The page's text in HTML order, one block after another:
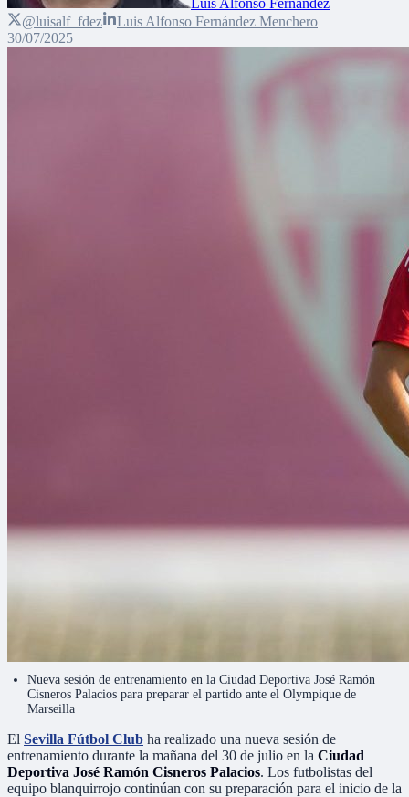
@luisalf_fdez
Luis Alfonso Fernández Menchero
30/07/2025
Nueva sesión de entrenamiento en la Ciudad Deportiva José Ramón
Cisneros Palacios para preparar el partido ante el Olympique de
Marseilla
El Sevilla Fútbol Club ha realizado una nueva sesión de
entrenamiento durante la mañana del 30 de julio en la Ciudad
Deportiva José Ramón Cisneros Palacios. Los futbolistas del
equipo blanquirrojo continúan con su preparación para el inicio de la